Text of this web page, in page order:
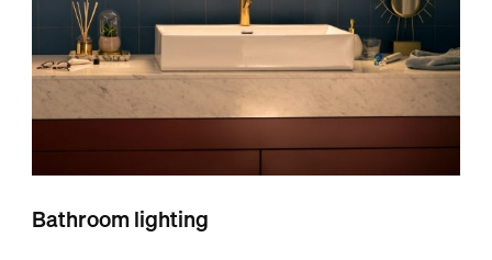
Bathroom lighting